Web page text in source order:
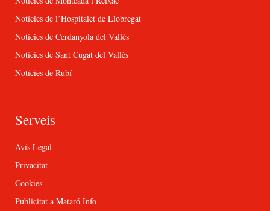
Notícies de l’Hospitalet de Llobregat
Notícies de Cerdanyola del Vallès
Notícies de Sant Cugat del Vallès
Notícies de Rubí
Serveis
Avís Legal
Privacitat
Cookies
Publicitat a Mataró Info